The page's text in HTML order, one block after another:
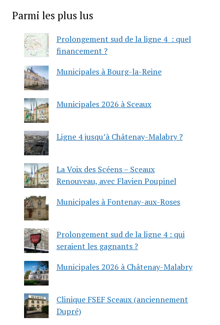
Parmi les plus lus
Prolongement sud de la ligne 4 : quel
financement ?
Municipales à Bourg-la-Reine
Municipales 2026 à Sceaux
Ligne 4 jusqu’à Châtenay-Malabry ?
La Voix des Scéens – Sceaux
Renouveau, avec Flavien Poupinel
Municipales à Fontenay-aux-Roses
Prolongement sud de la ligne 4 : qui
seraient les gagnants ?
Municipales 2026 à Châtenay-Malabry
Clinique FSEF Sceaux (anciennement
Dupré)